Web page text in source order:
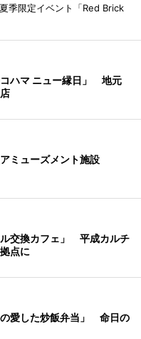
季限定イベント「Red Brick
ハマ ニュー縁日」 地元
ミューズメント施設
交換カフェ」 平成カルチ
点に
愛した炒飯弁当」 命日の